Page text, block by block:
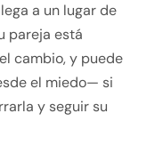
a un lugar de
pareja está
cambio, y puede
el miedo— si
y seguir su